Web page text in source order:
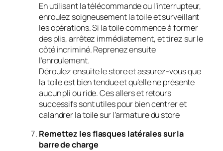
En utilisant la télécommande ou l’interrupteur,
enroulez soigneusement la toile et surveillant
les opérations. Si la toile commence à former
des plis, arrêtez immédiatement, et tirez sur le
côté incriminé. Reprenez ensuite
l’enroulement.
Déroulez ensuite le store et assurez-vous que
la toile est bien tendue et qu’elle ne présente
aucun pli ou ride. Ces allers et retours
successifs sont utiles pour bien centrer et
calandrer la toile sur l’armature du store
Remettez les flasques latérales sur la
barre de charge